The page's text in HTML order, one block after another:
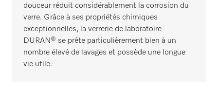
douceur réduit considérablement la corrosion du
verre. Grâce à ses propriétés chimiques
exceptionnelles, la verrerie de laboratoire
DURAN® se prête particulièrement bien à un
nombre élevé de lavages et possède une longue
vie utile.